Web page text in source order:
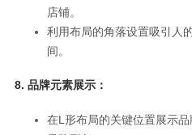
店铺。
利用布局的角落设置吸引人
间。
8. 品牌元素展示：
在L形布局的关键位置展示